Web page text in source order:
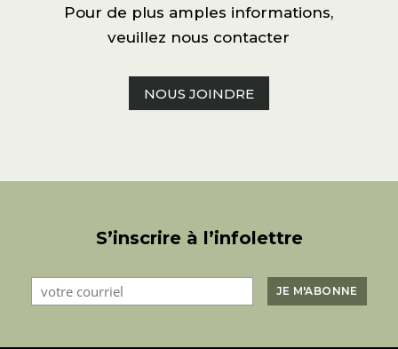
Pour de plus amples informations,
veuillez nous contacter
NOUS JOINDRE
S’inscrire à l’infolettre